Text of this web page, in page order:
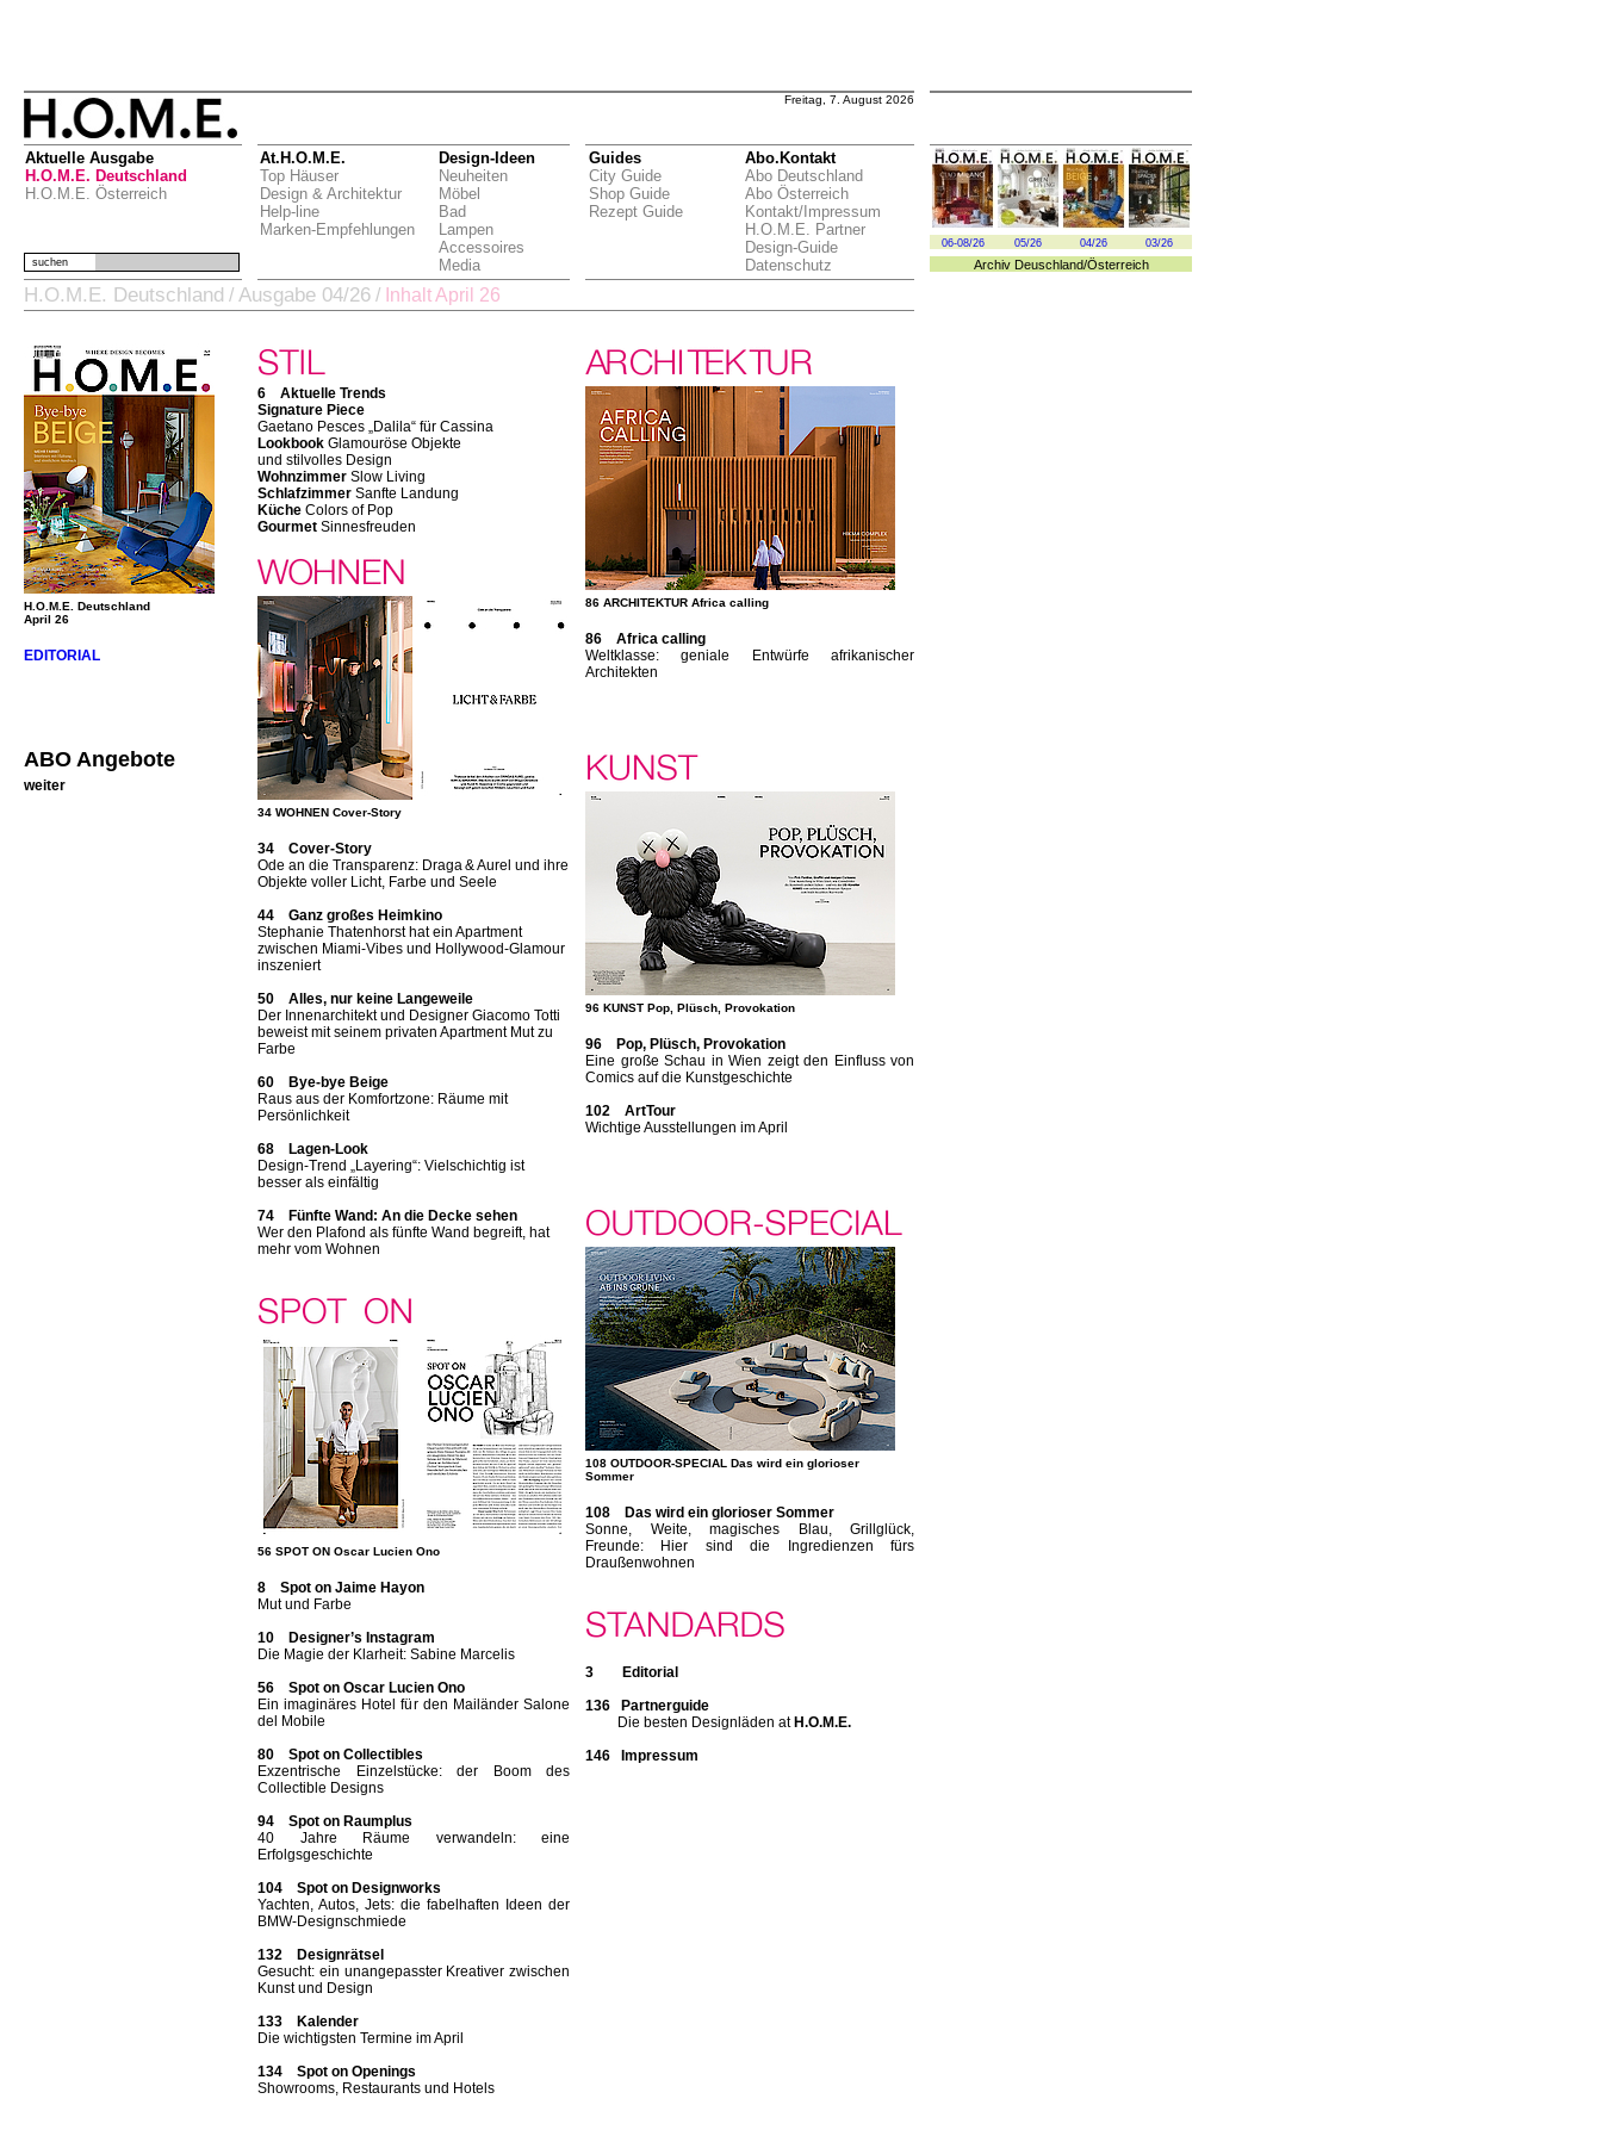
Freitag, 7. August 2026
Aktuelle Ausgabe
H.O.M.E. Deutschland
H.O.M.E. Österreich
At.H.O.M.E.
Top Häuser
Design & Architektur
Help-line
Marken-Empfehlungen
Design-Ideen
Neuheiten
Möbel
Bad
Lampen
Accessoires
Media
Guides
City Guide
Shop Guide
Rezept Guide
Abo.Kontakt
Abo Deutschland
Abo Österreich
Kontakt/Impressum
H.O.M.E. Partner
Design-Guide
Datenschutz
06-08/26 05/26 04/26 03/26
Archiv Deuschland/Österreich
suchen
H.O.M.E. Deutschland / Ausgabe 04/26 / Inhalt April 26
H.O.M.E. Deutschland
April 26
EDITORIAL
ABO Angebote
weiter
6 Aktuelle Trends
Signature Piece
Gaetano Pesces „Dalila“ für Cassina
Lookbook Glamouröse Objekte
und stilvolles Design
Wohnzimmer Slow Living
Schlafzimmer Sanfte Landung
Küche Colors of Pop
Gourmet Sinnesfreuden
34 WOHNEN Cover-Story
34 Cover-Story
Ode an die Transparenz: Draga & Aurel und ihre
Objekte voller Licht, Farbe und Seele
44 Ganz großes Heimkino
Stephanie Thatenhorst hat ein Apartment
zwischen Miami-Vibes und Hollywood-Glamour
inszeniert
50 Alles, nur keine Langeweile
Der Innenarchitekt und Designer Giacomo Totti
beweist mit seinem privaten Apartment Mut zu
Farbe
60 Bye-bye Beige
Raus aus der Komfortzone: Räume mit
Persönlichkeit
68 Lagen-Look
Design-Trend „Layering“: Vielschichtig ist
besser als einfältig
74 Fünfte Wand: An die Decke sehen
Wer den Plafond als fünfte Wand begreift, hat
mehr vom Wohnen
56 SPOT ON Oscar Lucien Ono
8 Spot on Jaime Hayon
Mut und Farbe
10 Designer’s Instagram
Die Magie der Klarheit: Sabine Marcelis
56 Spot on Oscar Lucien Ono
Ein imaginäres Hotel für den Mailänder Salone
del Mobile
80 Spot on Collectibles
Exzentrische Einzelstücke: der Boom des
Collectible Designs
94 Spot on Raumplus
40 Jahre Räume verwandeln: eine
Erfolgsgeschichte
104 Spot on Designworks
Yachten, Autos, Jets: die fabelhaften Ideen der
BMW-Designschmiede
132 Designrätsel
Gesucht: ein unangepasster Kreativer zwischen
Kunst und Design
133 Kalender
Die wichtigsten Termine im April
134 Spot on Openings
Showrooms, Restaurants und Hotels
86 ARCHITEKTUR Africa calling
86 Africa calling
Weltklasse: geniale Entwürfe afrikanischer
Architekten
96 KUNST Pop, Plüsch, Provokation
96 Pop, Plüsch, Provokation
Eine große Schau in Wien zeigt den Einfluss von
Comics auf die Kunstgeschichte
102 ArtTour
Wichtige Ausstellungen im April
108 OUTDOOR-SPECIAL Das wird ein glorioser
Sommer
108 Das wird ein glorioser Sommer
Sonne, Weite, magisches Blau, Grillglück,
Freunde: Hier sind die Ingredienzen fürs
Draußenwohnen
3 Editorial
136 Partnerguide
Die besten Designläden at H.O.M.E.
146 Impressum